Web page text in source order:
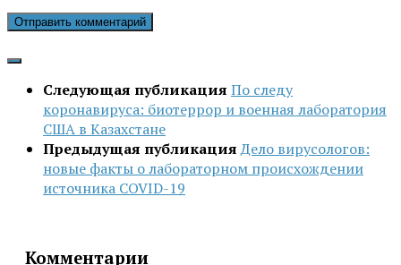
Следующая публикация По следу
коронавируса: биотеррор и военная лаборатория
США в Казахстане
Предыдущая публикацияДело вирусологов:
новые факты о лабораторном происхождении
источника COVID-19
Комментарии